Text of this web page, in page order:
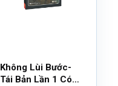
Không Lùi Bước-
Tái Bản Lần 1 Có